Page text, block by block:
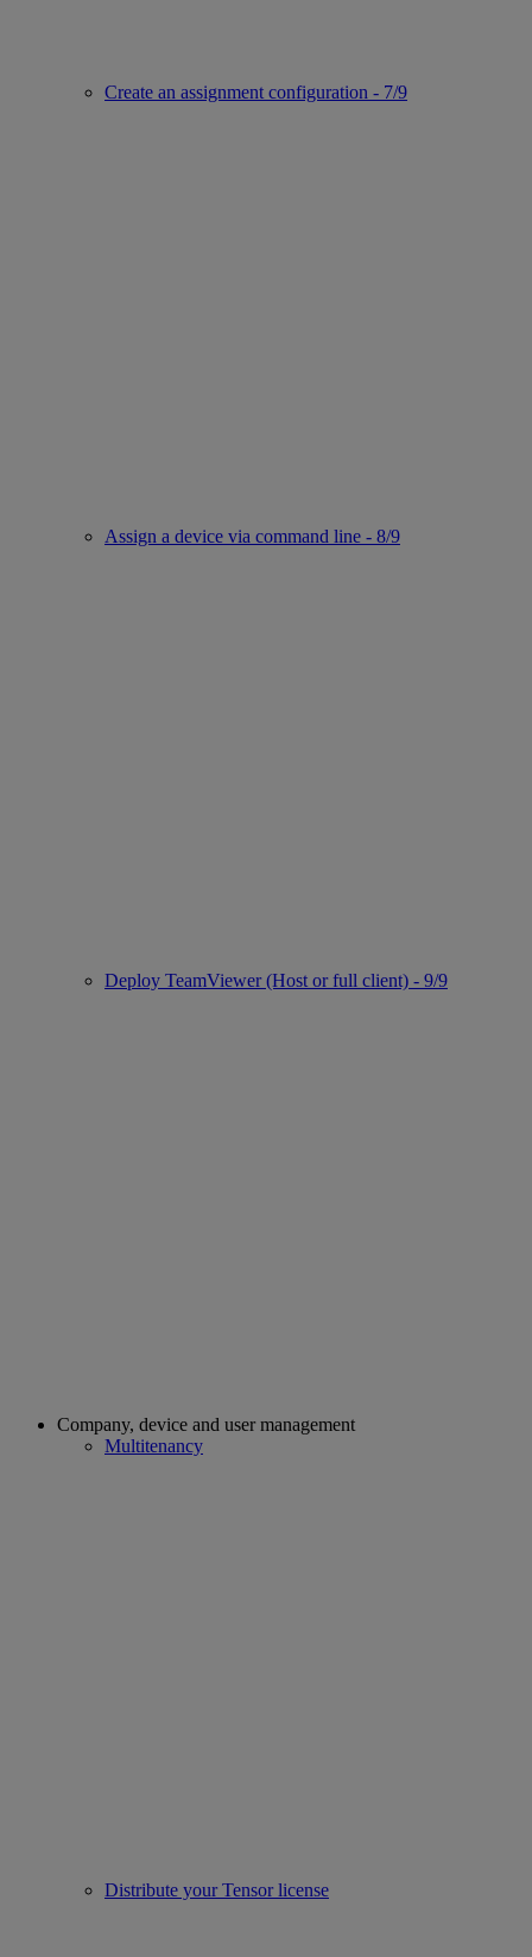
Create an assignment configuration - 7/9
Assign a device via command line - 8/9
Deploy TeamViewer (Host or full client) - 9/9
Company, device and user management
Multitenancy
Distribute your Tensor license